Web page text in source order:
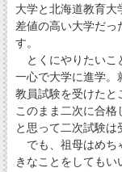
大学と北海道教育大
差値の高い大学だっ
す。
とくにやりたいこ
一心で大学に進学。
教員試験を受けたと
このまま二次に合格
と思って二次試験は
でも、祖母はめち
きなことをしても